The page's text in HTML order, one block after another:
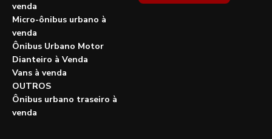
venda
Micro-ônibus urbano à
venda
Ônibus Urbano Motor
Dianteiro à Venda
Vans à venda
OUTROS
Ônibus urbano traseiro à
venda